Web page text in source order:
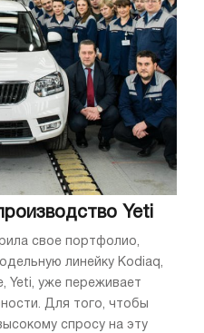
Yeti
свое портфолио,
линейку Kodiaq,
Yeti, уже переживает
Для того, чтобы
спросу на эту